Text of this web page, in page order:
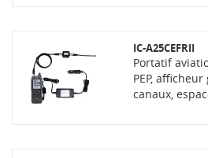
IC-A25CEFRII
Portatif
PEP,
canaux,
étanchéité